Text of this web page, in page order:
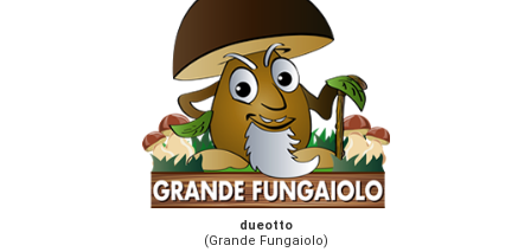
dueotto
(Grande Fungaiolo)